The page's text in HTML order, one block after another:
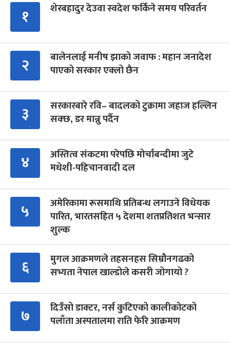
१ शेरबहादुर देउवा स्वदेश फर्किने समय परिवर्तन
२
बालेनलाई मनीष झाको जवाफ : महान जनादेश
पाएको सरकार एक्लो छैन
३
सरकारबारे रवि– बादलको टुक्रामा जहाज हल्लिन
सक्छ, डर मान्नु पर्दैन
४
अस्तित्व संकटमा परेपछि मोर्चाबन्दीमा जुटे
मधेशी-पहिचानवादी दल
५
अमेरिकामा रूसमाथि प्रतिबन्ध लगाउने विधेयक
पारित, भारतसहित ५ देशमा शतप्रतिशत भन्सार
शुल्क
६
मुगल आक्रमणले तहसनहस सिम्रौनगढको
सभ्यता नेपाल खाल्डोले कसरी जोगायो ?
७
दिउँसो डाक्टर, नर्स कुटिएको कालीकोटको
पलाँता अस्पतालमा राति फेरि आक्रमण